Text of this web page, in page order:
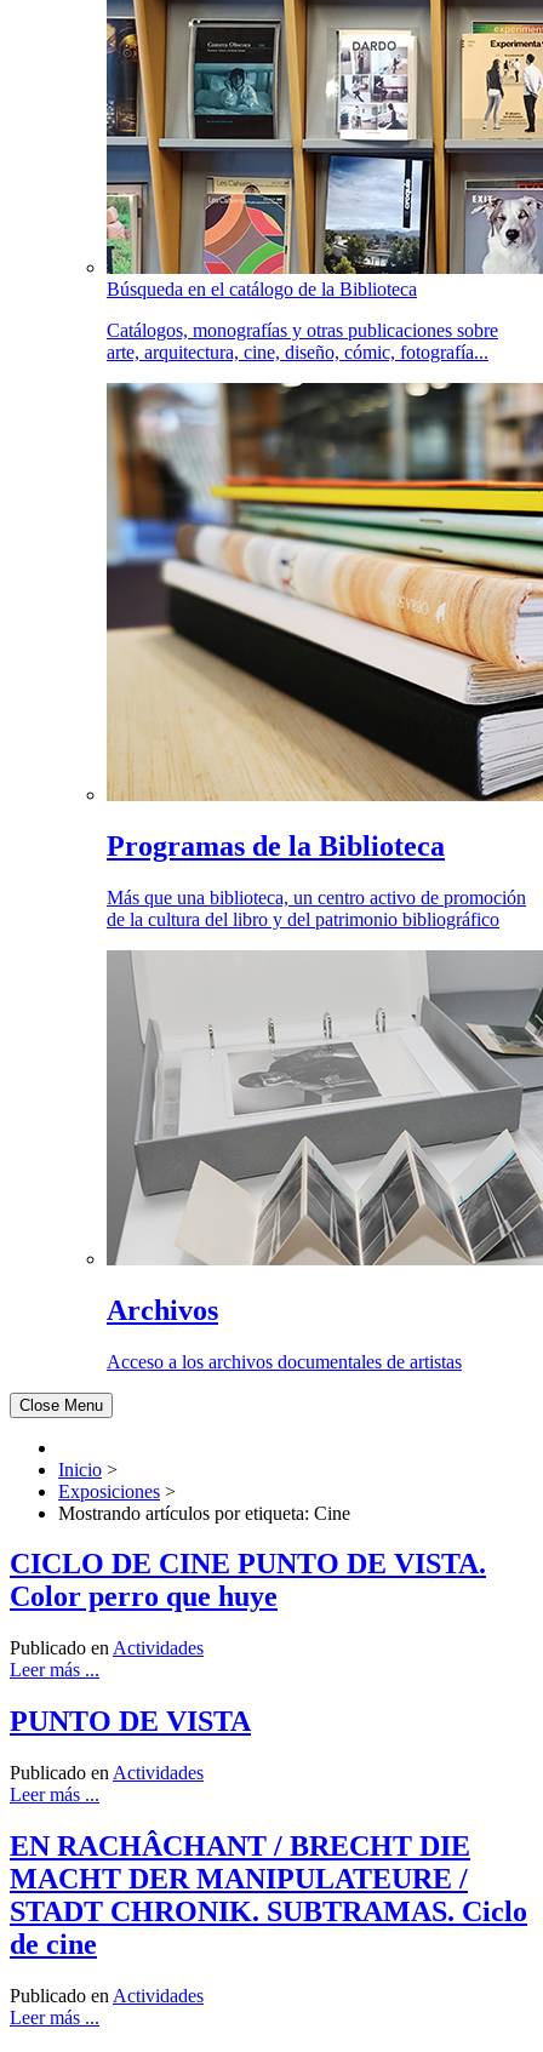
Búsqueda en el catálogo de la Biblioteca
Catálogos, monografías y otras publicaciones sobre
arte, arquitectura, cine, diseño, cómic, fotografía...
Programas de la Biblioteca
Más que una biblioteca, un centro activo de promoción
de la cultura del libro y del patrimonio bibliográfico
Archivos
Acceso a los archivos documentales de artistas
Close Menu
Inicio >
Exposiciones >
Mostrando artículos por etiqueta: Cine
CICLO DE CINE PUNTO DE VISTA.
Color perro que huye
Publicado en Actividades
Leer más ...
PUNTO DE VISTA
Publicado en Actividades
Leer más ...
EN RACHÂCHANT / BRECHT DIE
MACHT DER MANIPULATEURE /
STADT CHRONIK. SUBTRAMAS. Ciclo
de cine
Publicado en Actividades
Leer más ...